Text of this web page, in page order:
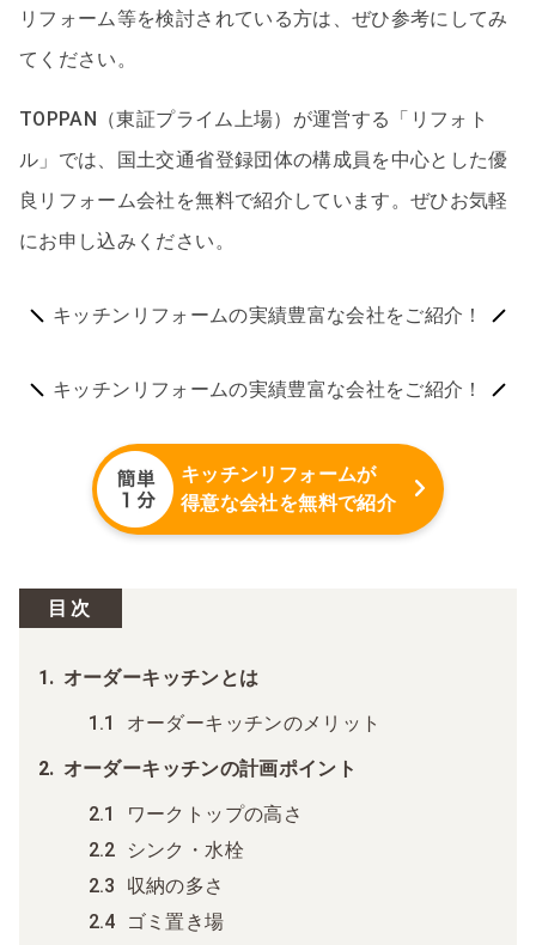
リフォーム等を検討されている方は、ぜひ参考にしてみ
てください。
TOPPAN（東証プライム上場）が運営する「リフォト
ル」では、国土交通省登録団体の構成員を中心とした優
良リフォーム会社を無料で紹介しています。ぜひお気軽
にお申し込みください。
キッチンリフォームの実績豊富な会社をご紹介！
キッチンリフォームの実績豊富な会社をご紹介！
キッチンリフォームが
得意な会社を無料で紹介
目次
オーダーキッチンとは
オーダーキッチンのメリット
オーダーキッチンの計画ポイント
ワークトップの高さ
シンク・水栓
収納の多さ
ゴミ置き場